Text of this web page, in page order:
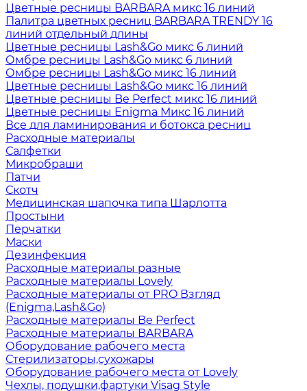
Цветные ресницы BARBARA микс 16 линий
Палитра цветных ресниц BARBARA TRENDY 16
линий отдельный длины
Цветные ресницы Lash&Go микс 6 линий
Омбре ресницы Lash&Go микс 6 линий
Омбре ресницы Lash&Go микс 16 линий
Цветные ресницы Lash&Go микс 16 линий
Цветные ресницы Be Perfect микс 16 линий
Цветные ресницы Enigma Микс 16 линий
Все для ламинирования и ботокса ресниц
Расходные материалы
Салфетки
Микробраши
Патчи
Скотч
Медицинская шапочка типа Шарлотта
Простыни
Перчатки
Маски
Дезинфекция
Расходные материалы разные
Расходные материалы Lovely
Расходные материалы от PRO Взгляд
(Enigma,Lash&Go)
Расходные материалы Be Perfect
Расходные материалы BARBARA
Оборудование рабочего места
Стерилизаторы,сухожары
Оборудование рабочего места от Lovely
Чехлы, подушки,фартуки Visag Style